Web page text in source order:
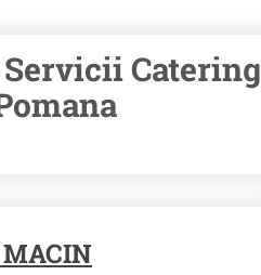
Servicii Catering